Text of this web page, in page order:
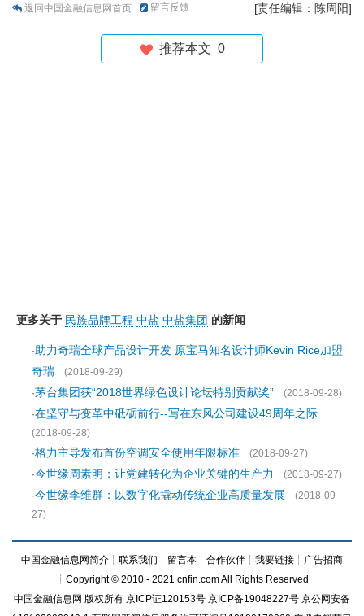
返回中国金融信息网首页 留言反馈 [责任编辑：陈周阳]
推荐本文 0
更多关于 民族品牌工程 中盐 中盐集团 的新闻
·助力奇瑞全球产品设计开发 原宝马知名设计师Kevin Rice加盟
奇瑞
(2018-09-29)
·茅台集团获“2018世界绿色设计论坛特别贡献奖”
(2018-09-28)
·在坚守与变革中砥砺前行--写在东风公司建设49周年之际
(2018-09-28)
·格力主导发布首份空调安全使用年限标准
(2018-09-27)
·今世缘周素明：让党建转化为企业关键的生产力
(2018-09-27)
·今世缘李维群：以数字化撬动传统企业高质量发展
(2018-09-
27)
中国金融信息网简介 ┊ 联系我们 ┊ 留言本 ┊ 合作伙伴 ┊ 我要链接 ┊ 广告招商
┊Copyright © 2010 - 2021 cnfin.com All Rights Reserved
中国金融信息网 版权所有 京ICP证120153号 京ICP备19048227号 京公网安备